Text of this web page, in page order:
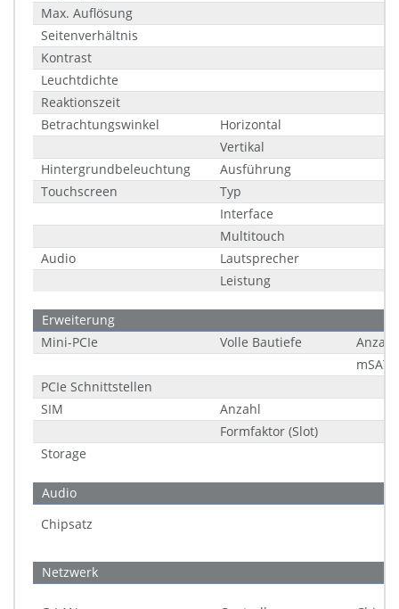
Max. Auflösung
Seitenverhältnis
Kontrast
Leuchtdichte
Reaktionszeit
Betrachtungswinkel
Horizontal
Vertikal
Hintergrundbeleuchtung
Ausführung
Touchscreen
Typ
Interface
Multitouch
Audio
Lautsprecher
Leistung
Erweiterung
Mini-PCIe
Volle Bautiefe
Anzahl
PCIe Schnittstellen
SIM
Anzahl
Formfaktor (Slot)
Storage
Audio
Chipsatz
Netzwerk